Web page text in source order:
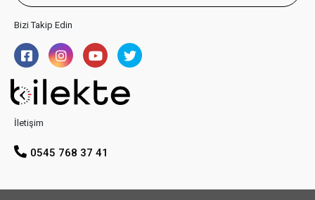
Ferrucci Kadın saat Fiyatları
belirlenirken diğer saat markalarında olduğu gibi belirli kıstaslar
vardır, Ferrucci marka kadın saatler kordon kalitesi, kasa kalitesi,
cam tipi ve makine çalışma özellikleri, garanti ve satış sonrası
destek kıstasları göz önüne alınarak, fiyatlandırılması yapılır. En
avantajıyla
garanti süresi saat alışverişlerinde önemli bir kıstastır, Ferrucci
Bizi Takip Edin
İletişim
0545 768 37 41